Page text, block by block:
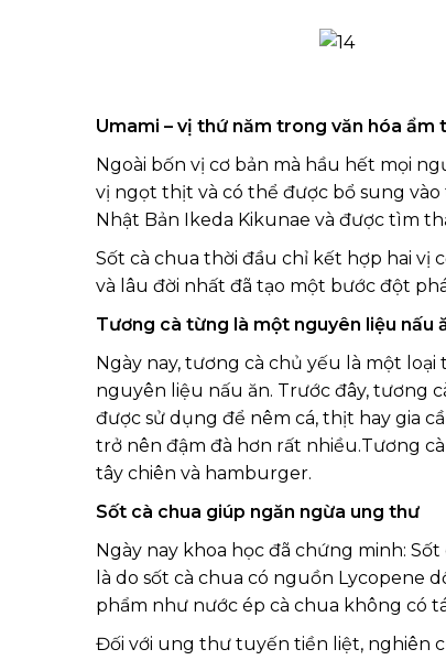
Umami – vị thứ năm trong văn hóa ẩm
Ngoài bốn vị cơ bản mà hầu hết mọi
vị ngọt thịt và có thể được bổ sung
Nhật Bản Ikeda Kikunae và được tìm
Sốt cà chua thời đầu chỉ kết hợp hai vị
và lâu đời nhất đã tạo một bước đột
Tương cà từng là một nguyên liệu nấu
Ngày nay, tương cà chủ yếu là một
nguyên liệu nấu ăn. Trước đây, tương
được sử dụng để nêm cá, thịt hay gia
trở nên đậm đà hơn rất nhiều.Tương
tây chiên và hamburger.
Sốt cà chua giúp ngăn ngừa ung thư
Ngày nay khoa học đã chứng minh:
là do sốt cà chua có nguồn Lycopene
phẩm như nước ép cà chua không có
Đối với ung thư tuyến tiền liệt, nghiên